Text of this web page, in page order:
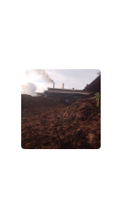
REDAKSI
KARIR